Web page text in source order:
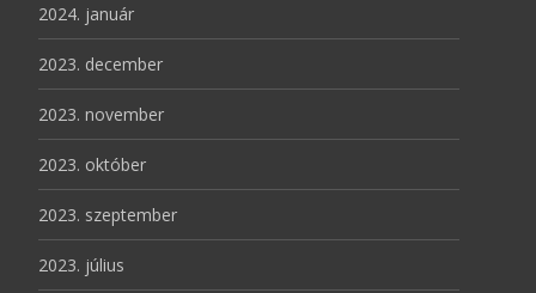
2024. január
2023. december
2023. november
2023. október
2023. szeptember
2023. július